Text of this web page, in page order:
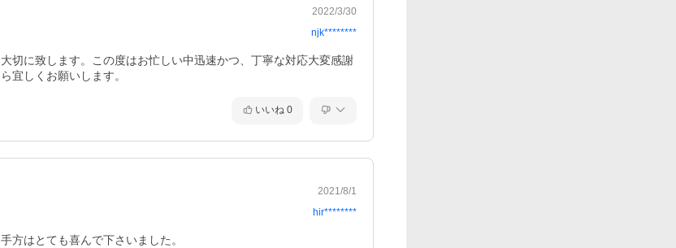
2022/3/30
njk********
切に致します。この度はお忙しい中迅速かつ、丁寧な対応大変感謝
宜しくお願いします。
いいね 0
2021/8/1
hir********
方はとても喜んで下さいました。